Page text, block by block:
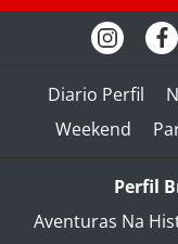
Diario Perfil
Weekend
Perfil
Aventuras Na